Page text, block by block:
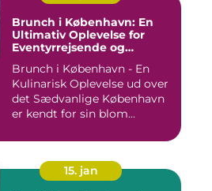
Brunch i København: En
Ultimativ Oplevelse for
Eventyrrejsende og
Brunch i København - En
Kulinarisk Oplevelse ud over
det Sædvanlige København
er kendt for sin blom...
15. jan